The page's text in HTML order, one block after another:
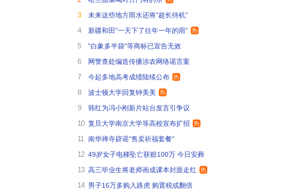
我想到了我们那时候扩招。新一次的轮回
32
努力赚钱，从高校开始！
武大法学别扩招就可以了
7
高考生今晚注定无眠
138
都是为外卖和快递行业培养人才。
5
南京大学是江苏的吗？？？
后面还会继续扩招，因为学生后面只会越来越少。
3 未来这些地方雨水还将"超长待机"
4 新疆和田"一天下了往年一年的雨" 热
5 "白象多半袋"等商标已宣告无效
6 网警查处编造传播涉农网络谣言案
7 今起多地高考成绩陆续公布 热
8 波士顿大学回复钟美美 热
9 韩红为冯小刚新片站台发言引争议
10 复旦大学南京大学等高校宣布扩招 热
11 南华禅寺辟谣"售卖祈福套餐"
12 49岁女子电梯坠亡获赔100万 今日安葬
13 高三毕业生将老师画成课本封面走红 热
14 男子16万多购入路虎 购置税或翻倍